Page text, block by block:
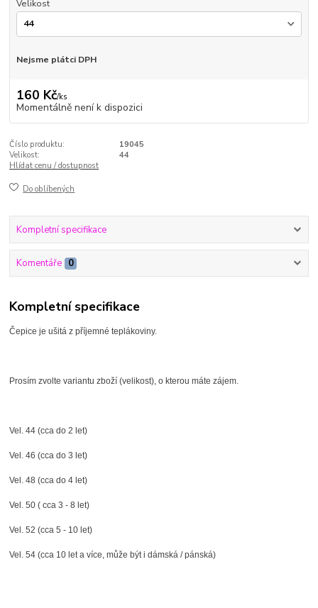
Velikost
Nejsme plátci DPH
160 Kč/ks
Momentálně není k dispozici
Číslo produktu:
19045
Velikost:
44
Hlídat cenu / dostupnost
Do oblíbených
Kompletní specifikace
Komentáře 0
Kompletní specifikace
Čepice je ušitá z příjemné teplákoviny.
Prosím zvolte variantu zboží (velikost), o kterou máte zájem.
Vel. 44 (cca do 2 let)
Vel. 46 (cca do 3 let)
Vel. 48 (cca do 4 let)
Vel. 50 ( cca 3 - 8 let)
Vel. 52 (cca 5 - 10 let)
Vel. 54 (cca 10 let a více, může být i dámská / pánská)